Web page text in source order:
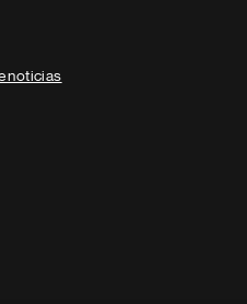
noticias